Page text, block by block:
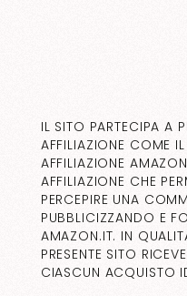
IL SITO PARTECIPA A
AFFILIAZIONE COME
AFFILIAZIONE
AFFILIAZIONE CHE
PERCEPIRE UNA
PUBBLICIZZANDO E
AMAZON.IT. IN
PRESENTE SITO
CIASCUN ACQUISTO